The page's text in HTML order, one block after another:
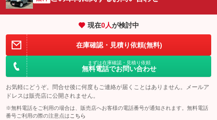
現在0人が検討中
在庫確認・見積り依頼(無料)
まずは在庫確認・見積り依頼
無料電話でお問い合わせ
お気軽にどうぞ。問合せ後に何度もご連絡が届くことはありません。メールア
ドレスは販売店に公開されません。
※無料電話をご利用の場合は、販売店へお客様の電話番号が通知されます。無料電話
番号ご利用の際の注意点は こちら